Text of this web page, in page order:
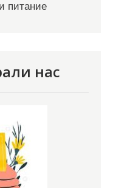
питание
нас